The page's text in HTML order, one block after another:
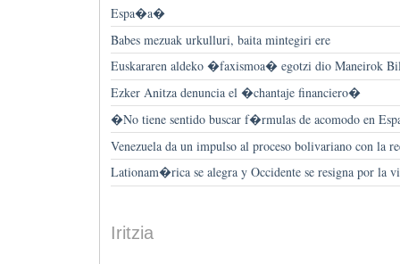
Espa�a�
Babes mezuak urkulluri, baita mintegiri ere
Euskararen aldeko �faxismoa� egotzi dio Maneirok
Ezker Anitza denuncia el �chantaje financiero�
�No tiene sentido buscar f�rmulas de acomodo en
Venezuela da un impulso al proceso bolivariano con la
Lationam�rica se alegra y Occidente se resigna por la
Iritzia